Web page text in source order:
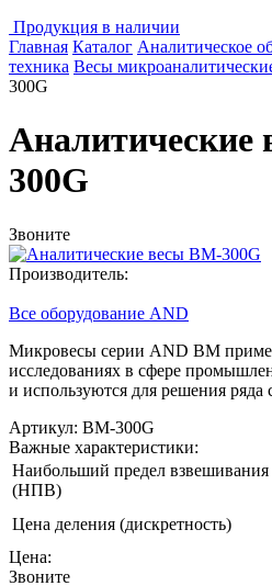
Продукция в наличии
Главная Каталог Аналитическое
техника Весы
300G
Аналитические
300G
Звоните
Производитель:
Все оборудование AND
Микровесы серии AND BM
исследованиях в сфере
и используются для решения ряда
Артикул: BM-300G
Важные характеристики:
Наибольший предел взвешивания
(НПВ)
Цена деления (дискретность)
Цена:
Звоните